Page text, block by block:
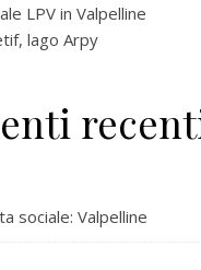
LPV in Valpelline
lago Arpy
sociale: Valpelline